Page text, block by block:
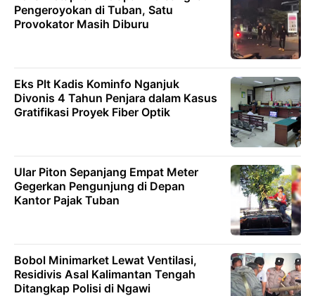
Pengeroyokan di Tuban, Satu
Provokator Masih Diburu
Eks Plt Kadis Kominfo Nganjuk
Divonis 4 Tahun Penjara dalam Kasus
Gratifikasi Proyek Fiber Optik
Ular Piton Sepanjang Empat Meter
Gegerkan Pengunjung di Depan
Kantor Pajak Tuban
Bobol Minimarket Lewat Ventilasi,
Residivis Asal Kalimantan Tengah
Ditangkap Polisi di Ngawi